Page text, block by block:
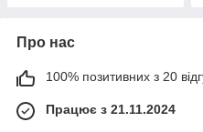
Про нас
100% позитивних з 20
Працює з 21.11.2024